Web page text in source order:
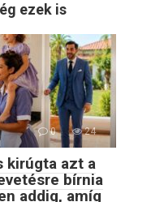
ezek is
0 24
kirúgta azt a
bírnia
addig, amíg